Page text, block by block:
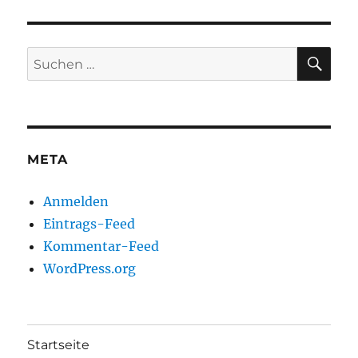
Suchen
nach:
META
Anmelden
Eintrags-Feed
Kommentar-Feed
WordPress.org
Startseite